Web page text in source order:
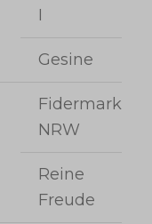
I
Gesine
Fidermark
NRW
Reine
Freude